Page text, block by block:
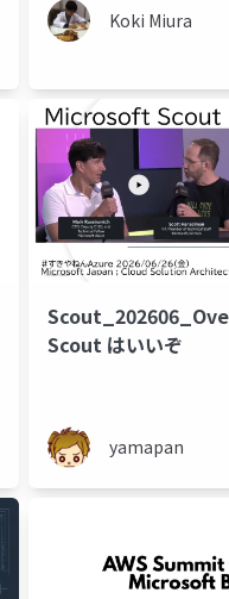
Koki Miura
Scout はいいぞ
yamapan